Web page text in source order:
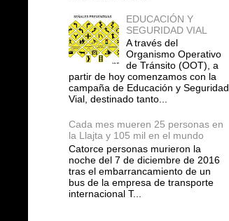
EDUCACIÓN Y
SEGURIDAD VIAL
A través del
Organismo Operativo
de Tránsito (OOT), a
partir de hoy comenzamos con la
campaña de Educación y Seguridad
Vial, destinado tanto...
Cada mes mueren 25 personas en
la Llajta y 105 mil en el mundo
Catorce personas murieron la
noche del 7 de diciembre de 2016
tras el embarrancamiento de un
bus de la empresa de transporte
internacional T...